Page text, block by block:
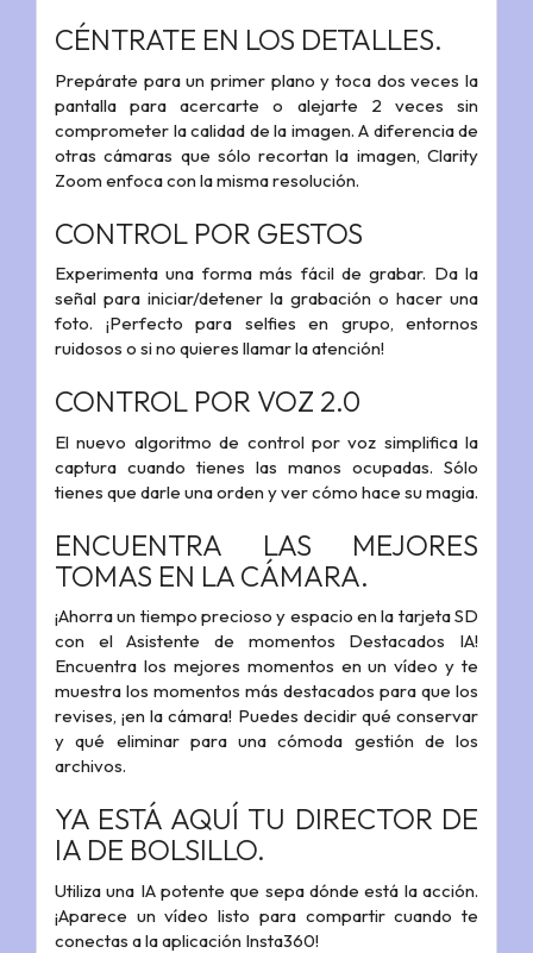
CÉNTRATE EN LOS DETALLES.
Prepárate para un primer plano y toca dos veces la
pantalla para acercarte o alejarte 2 veces sin
comprometer la calidad de la imagen. A diferencia de
otras cámaras que sólo recortan la imagen, Clarity
Zoom enfoca con la misma resolución.
CONTROL POR GESTOS
Experimenta una forma más fácil de grabar. Da la
señal para iniciar/detener la grabación o hacer una
foto. ¡Perfecto para selfies en grupo, entornos
ruidosos o si no quieres llamar la atención!
CONTROL POR VOZ 2.0
El nuevo algoritmo de control por voz simplifica la
captura cuando tienes las manos ocupadas. Sólo
tienes que darle una orden y ver cómo hace su magia.
ENCUENTRA LAS MEJORES
TOMAS EN LA CÁMARA.
¡Ahorra un tiempo precioso y espacio en la tarjeta SD
con el Asistente de momentos Destacados IA!
Encuentra los mejores momentos en un vídeo y te
muestra los momentos más destacados para que los
revises, ¡en la cámara! Puedes decidir qué conservar
y qué eliminar para una cómoda gestión de los
archivos.
YA ESTÁ AQUÍ TU DIRECTOR DE
IA DE BOLSILLO.
Utiliza una IA potente que sepa dónde está la acción.
¡Aparece un vídeo listo para compartir cuando te
conectas a la aplicación Insta360!